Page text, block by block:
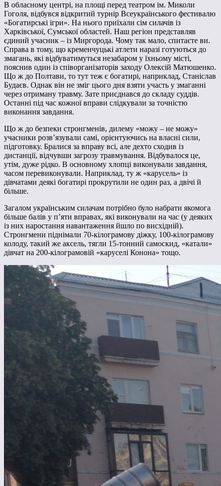
В обласному центрі, на площі перед театром ім. Миколи
Гоголя, відбувся відкритий турнір Всеукраїнського фестивалю
«Богатирські ігри». На нього приїхали сім силачів із
Харківської, Сумської областей. Наш регіон представляв
єдиний учасник – із Миргорода. Чому так мало, спитаєте ви.
Справа в тому, що кременчуцькі атлети наразі готуються до
змагань, які відбуватимуться незабаром у їхньому місті,
пояснив один із співорганізаторів заходу Олексій Матюшенко.
Що ж до Полтави, то тут теж є богатирі, наприклад, Станіслав
Будаєв. Однак він не зміг цього дня взяти участь у змаганні
через отриману травму. Зате приєднався до складу суддів.
Останні під час кожної вправи слідкували за точністю
виконання завдання.
Що ж до безпеки стронгменів, дилему «можу – не можу»
учасники розв’язували самі, орієнтуючись на власні сили,
підготовку. Бралися за вправу всі, але дехто сходив із
дистанції, відчувши загрозу травмування. Відбувалося це,
утім, дуже рідко. В основному хлопці виконували завдання,
часом перевиконували. Наприклад, ту ж «карусель» із
дівчатами деякі богатирі прокрутили не один раз, а двічі й
більше.
Загалом українським силачам потрібно було набрати якомога
більше балів у п’яти вправах, які виконували на час (у деяких
із них наростання навантаження йшло по висхідній).
Стронгмени піднімали 70-кілограмову діжку, 100-кілограмову
колоду, такий же аксель, тягли 15-тонний самоскид, «катали»
дівчат на 200-кілограмовій «каруселі Конона» тощо.